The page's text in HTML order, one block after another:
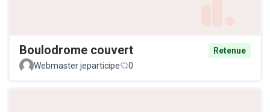
Boulodrome couvert
Retenue
Webmaster jeparticipe
0